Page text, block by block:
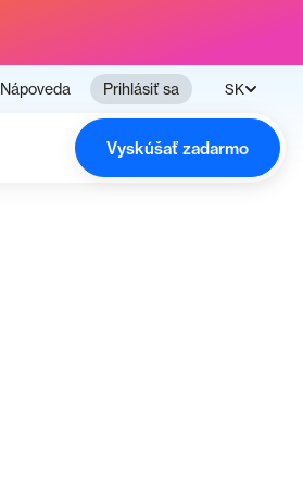
Nápoveda Prihlásiť sa SK
Vyskúšať zadarmo